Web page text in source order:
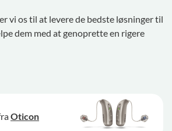
vi os til at levere de bedste løsninger til
dem med at genoprette en rigere
Oticon